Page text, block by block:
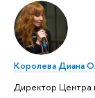
Королева Диана
Директор Центра